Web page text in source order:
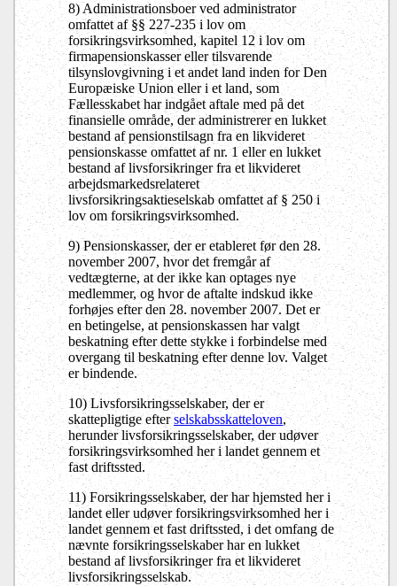
8) Administrationsboer ved administrator
omfattet af §§ 227-235 i lov om
forsikringsvirksomhed, kapitel 12 i lov om
firmapensionskasser eller tilsvarende
tilsynslovgivning i et andet land inden for Den
Europæiske Union eller i et land, som
Fællesskabet har indgået aftale med på det
finansielle område, der administrerer en lukket
bestand af pensionstilsagn fra en likvideret
pensionskasse omfattet af nr. 1 eller en lukket
bestand af livsforsikringer fra et likvideret
arbejdsmarkedsrelateret
livsforsikringsaktieselskab omfattet af § 250 i
lov om forsikringsvirksomhed.
9) Pensionskasser, der er etableret før den 28.
november 2007, hvor det fremgår af
vedtægterne, at der ikke kan optages nye
medlemmer, og hvor de aftalte indskud ikke
forhøjes efter den 28. november 2007. Det er
en betingelse, at pensionskassen har valgt
beskatning efter dette stykke i forbindelse med
overgang til beskatning efter denne lov. Valget
er bindende.
10) Livsforsikringsselskaber, der er
skattepligtige efterselskabsskatteloven,
herunder livsforsikringsselskaber, der udøver
forsikringsvirksomhed her i landet gennem et
fast driftssted.
11) Forsikringsselskaber, der har hjemsted her i
landet eller udøver forsikringsvirksomhed her i
landet gennem et fast driftssted, i det omfang de
nævnte forsikringsselskaber har en lukket
bestand af livsforsikringer fra et likvideret
livsforsikringsselskab.